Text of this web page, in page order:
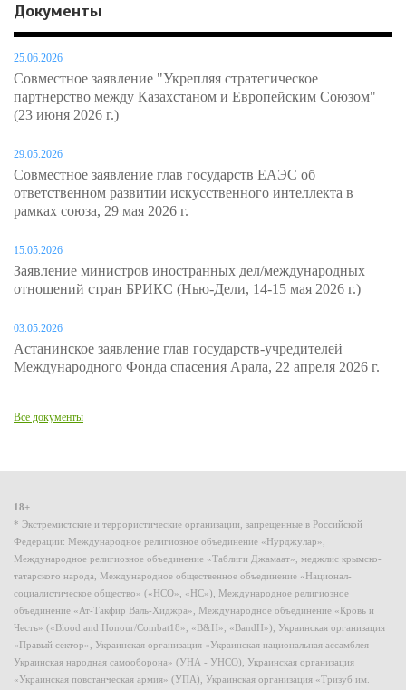
Документы
25.06.2026
Совместное заявление "Укрепляя стратегическое
партнерство между Казахстаном и Европейским Союзом"
(23 июня 2026 г.)
29.05.2026
Совместное заявление глав государств ЕАЭС об
ответственном развитии искусственного интеллекта в
рамках союза, 29 мая 2026 г.
15.05.2026
Заявление министров иностранных дел/международных
отношений стран БРИКС (Нью-Дели, 14-15 мая 2026 г.)
03.05.2026
Астанинское заявление глав государств-учредителей
Международного Фонда спасения Арала, 22 апреля 2026 г.
Все документы
18+
* Экстремистские и террористические организации, запрещенные в Российской
Федерации: Международное религиозное объединение «Нурджулар»,
Международное религиозное объединение «Таблиги Джамаат», меджлис крымско-
татарского народа, Международное общественное объединение «Национал-
социалистическое общество» («НСО», «НС»), Международное религиозное
объединение «Ат-Такфир Валь-Хиджра», Международное объединение «Кровь и
Честь» («Blood and Honour/Combat18», «B&H», «BandH»), Украинская организация
«Правый сектор», Украинская организация «Украинская национальная ассамблея –
Украинская народная самооборона» (УНА - УНСО), Украинская организация
«Украинская повстанческая армия» (УПА), Украинская организация «Тризуб им.